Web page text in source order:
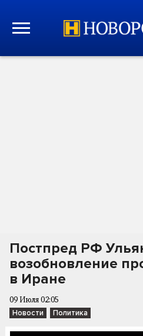
Постпред РФ
возобновление
в Иране
09 Июля 02:05
Новости Политика